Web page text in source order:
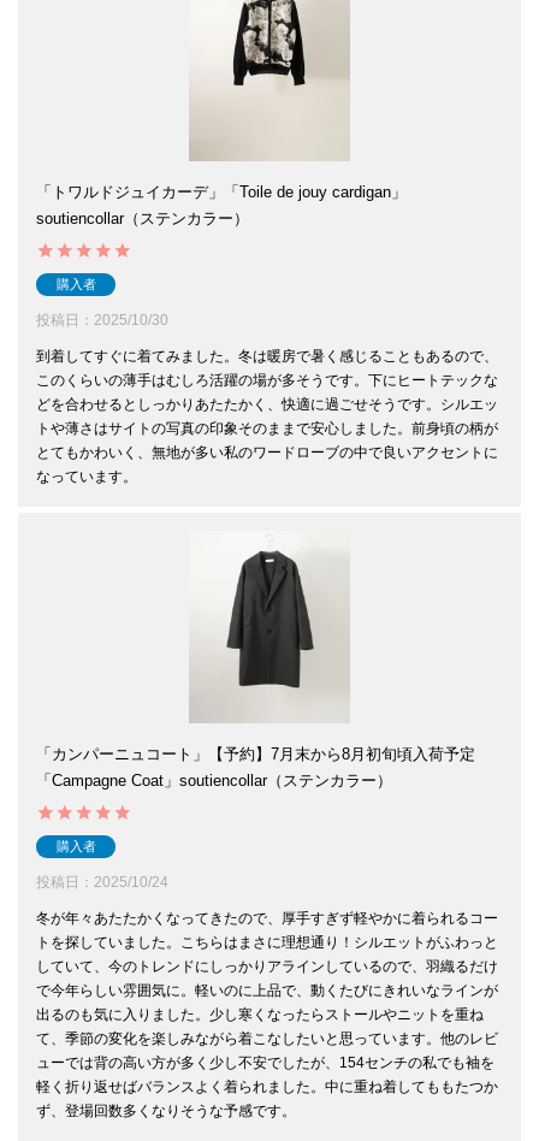
「トワルドジュイカーデ」「Toile de jouy cardigan」
soutiencollar（ステンカラー）
購入者
投稿日 2025/10/30
到着してすぐに着てみました。冬は暖房で暑く感じることもあるので、
このくらいの薄手はむしろ活躍の場が多そうです。下にヒートテックな
どを合わせるとしっかりあたたかく、快適に過ごせそうです。シルエッ
トや薄さはサイトの写真の印象そのままで安心しました。前身頃の柄が
とてもかわいく、無地が多い私のワードローブの中で良いアクセントに
「カンパーニュコート」【予約】7月末から8月初旬頃入荷予定
「Campagne Coat」soutiencollar（ステンカラー）
購入者
投稿日 2025/10/24
冬が年々あたたかくなってきたので、厚手すぎず軽やかに着られるコー
トを探していました。こちらはまさに理想通り！シルエットがふわっと
していて、今のトレンドにしっかりアラインしているので、羽織るだけ
で今年らしい雰囲気に。軽いのに上品で、動くたびにきれいなラインが
出るのも気に入りました。少し寒くなったらストールやニットを重ね
て、季節の変化を楽しみながら着こなしたいと思っています。他のレビ
ューでは背の高い方が多く少し不安でしたが、154センチの私でも袖を
軽く折り返せばバランスよく着られました。中に重ね着してももたつか